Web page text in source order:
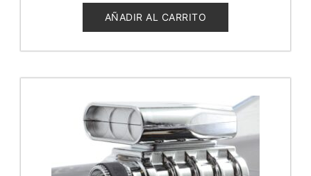
de
5
AÑADIR AL CARRITO